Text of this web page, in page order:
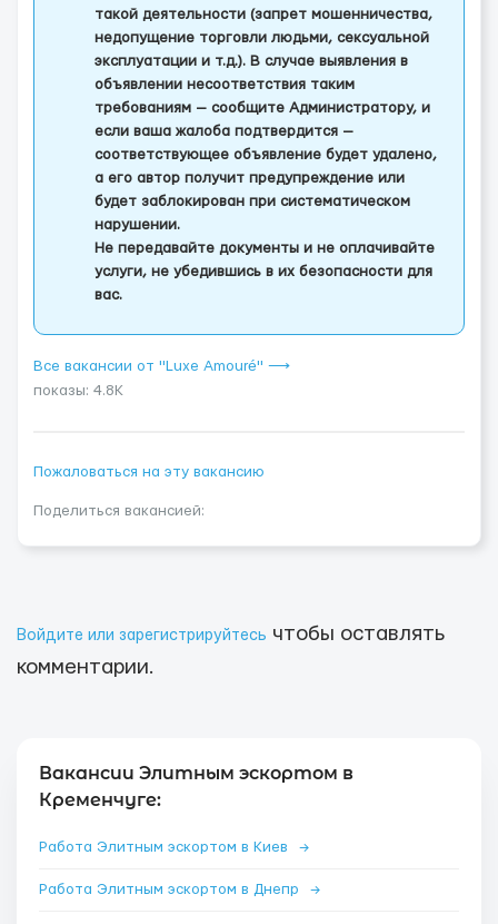
такой деятельности (запрет мошенничества,
недопущение торговли людьми, сексуальной
эксплуатации и т.д.). В случае выявления в
объявлении несоответствия таким
требованиям — сообщите Администратору, и
если ваша жалоба подтвердится —
соответствующее объявление будет удалено,
а его автор получит предупреждение или
будет заблокирован при систематическом
нарушении.
Не передавайте документы и не оплачивайте
услуги, не убедившись в их безопасности для
вас.
Все вакансии от "Luxe Amouré" ⟶
показы: 4.8K
Пожаловаться на эту вакансию
Поделиться вакансией:
Войдите или зарегистрируйтесь чтобы оставлять
комментарии.
Вакансии Элитным эскортом в
Кременчуге:
Работа Элитным эскортом в Киев →
Работа Элитным эскортом в Днепр →